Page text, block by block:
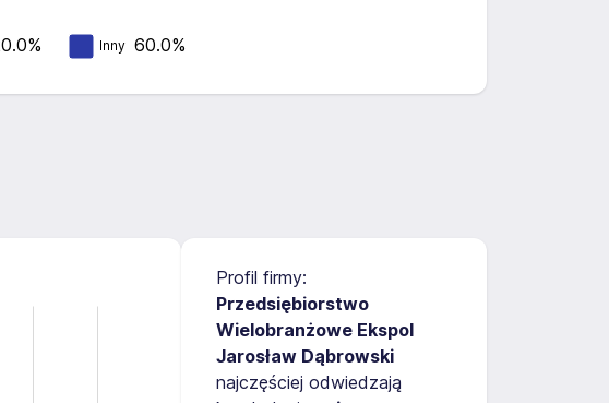
Inny 60.0%
Profil firmy:
Przedsiębiorstwo
Wielobranżowe Ekspol
Jarosław Dąbrowski
najczęściej odwiedzają